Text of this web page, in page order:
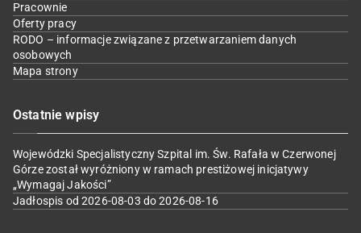
Pracownie
Oferty pracy
RODO – informacje związane z przetwarzaniem danych
osobowych
Mapa strony
Ostatnie wpisy
Wojewódzki Specjalistyczny Szpital im. Św. Rafała w Czerwonej
Górze został wyróżniony w ramach prestiżowej inicjatywy
„Wymagaj Jakości”
Jadłospis od 2026-08-03 do 2026-08-16